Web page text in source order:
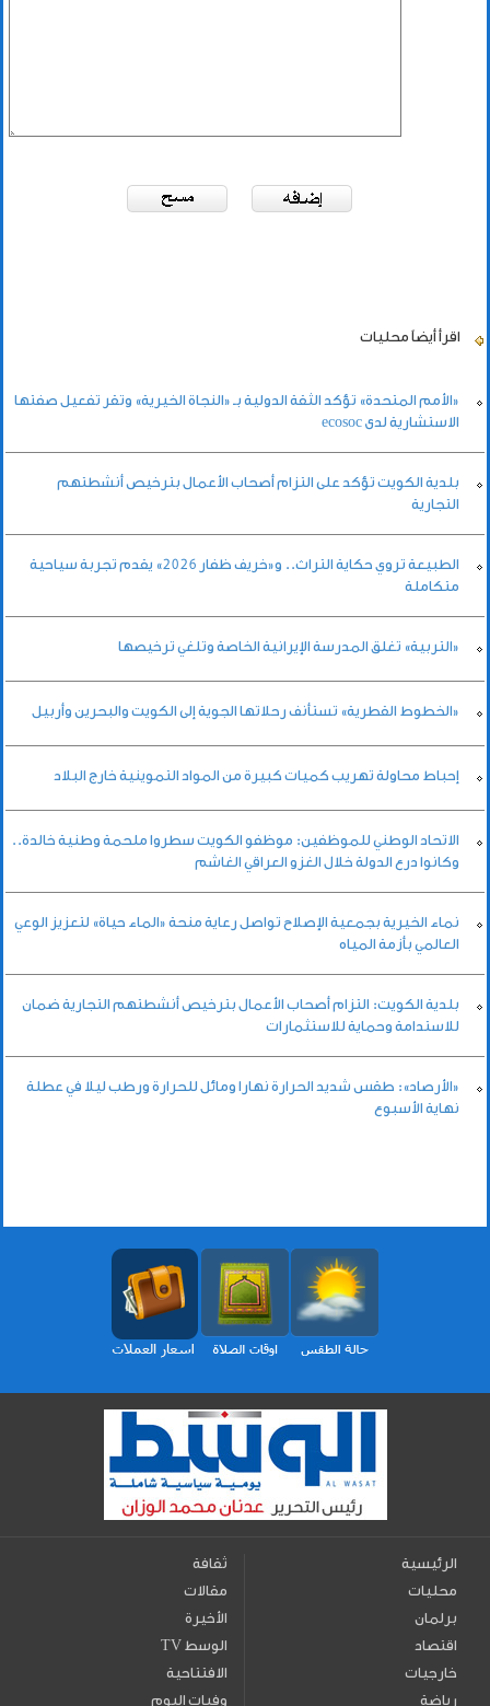
اقرأ أيضاً محليات
«الأمم المتحدة» تؤكد الثقة الدولية بـ «النجاة الخيرية» وتقر تفعيل صفتها
الاستشارية لدى ecosoc
بلدية الكويت تؤكد على التزام أصحاب الأعمال بترخيص أنشطتهم
التجارية
الطبيعة تروي حكاية التراث.. و«خريف ظفار 2026» يقدم تجربة سياحية
متكاملة
«التربية» تغلق المدرسة الإيرانية الخاصة وتلغي ترخيصها
«الخطوط القطرية» تستأنف رحلاتها الجوية إلى الكويت والبحرين وأربيل
إحباط محاولة تهريب كميات كبيرة من المواد التموينية خارج البلاد
الاتحاد الوطني للموظفين: موظفو الكويت سطروا ملحمة وطنية خالدة..
وكانوا درع الدولة خلال الغزو العراقي الغاشم
نماء الخيرية بجمعية الإصلاح تواصل رعاية منحة «الماء حياة» لتعزيز الوعي
العالمي بأزمة المياه
بلدية الكويت: التزام أصحاب الأعمال بترخيص أنشطتهم التجارية ضمان
للاستدامة وحماية للاستثمارات
«الأرصاد»: طقس شديد الحرارة نهارا ومائل للحرارة ورطب ليلا في عطلة
نهاية الأسبوع
الرئيسية
محليات
برلمان
اقتصاد
خارجيات
رياضة
ثقافة
مقالات
الأخيرة
TV الوسط
الافتتاحية
وفيات اليوم